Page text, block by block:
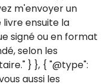
m'envoyer un
ensuite la
signé ou en format
selon les
} }, { "@type":
aussi les